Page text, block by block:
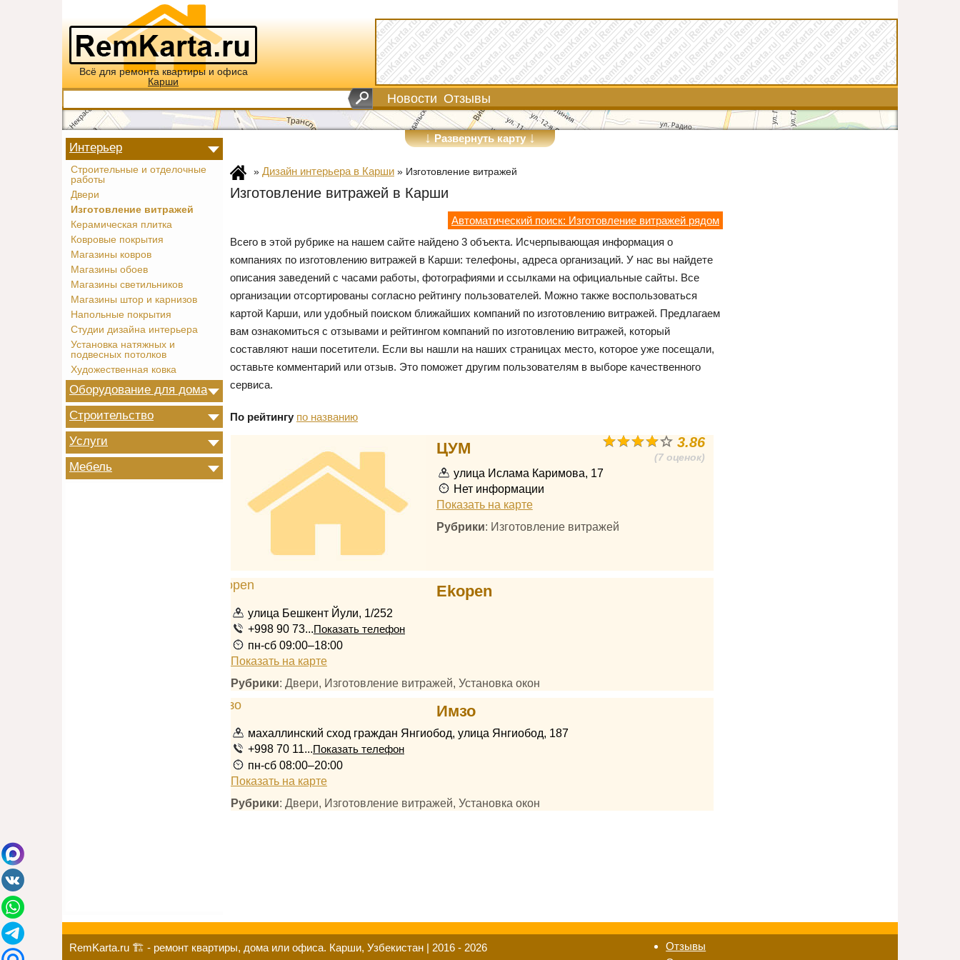
Всё для ремонта квартиры и офиса
Карши
Новости Отзывы
↓Развернуть карту↓
Интерьер
Строительные и отделочные
работы
Двери
Изготовление витражей
Керамическая плитка
Ковровые покрытия
Магазины ковров
Магазины обоев
Магазины светильников
Магазины штор и карнизов
Напольные покрытия
Студии дизайна интерьера
Установка натяжных и
подвесных потолков
Художественная ковка
Оборудование для дома
Строительство
Услуги
Мебель
» Дизайн интерьера в Карши » Изготовление витражей
Изготовление витражей в Карши
Автоматический поиск: Изготовление витражей рядом
Всего в этой рубрике на нашем сайте найдено 3 объекта. Исчерпывающая информация о
компаниях по изготовлению витражей в Карши: телефоны, адреса организаций. У нас вы найдете
описания заведений с часами работы, фотографиями и ссылками на официальные сайты. Все
организации отсортированы согласно рейтингу пользователей. Можно также воспользоваться
картой Карши, или удобный поиском ближайших компаний по изготовлению витражей. Предлагаем
вам ознакомиться с отзывами и рейтингом компаний по изготовлению витражей, который
составляют наши посетители. Если вы нашли на наших страницах место, которое уже посещали,
оставьте комментарий или отзыв. Это поможет другим пользователям в выборе качественного
сервиса.
По рейтингу по названию
3.86
(7 оценок)
ЦУМ
улица Ислама Каримова, 17
Нет информации
Показать на карте
Рубрики: Изготовление витражей
Ekopen
улица Бешкент Йули, 1/252
+998 90 73...Показать телефон
пн-сб 09:00–18:00
Показать на карте
Рубрики: Двери, Изготовление витражей, Установка окон
Имзо
махаллинский сход граждан Янгиобод, улица Янгиобод, 187
+998 70 11...Показать телефон
пн-сб 08:00–20:00
Показать на карте
Рубрики: Двери, Изготовление витражей, Установка окон
RemKarta.ru 🏗️ - ремонт квартиры, дома или офиса. Карши, Узбекистан | 2016 - 2026 Отзывы